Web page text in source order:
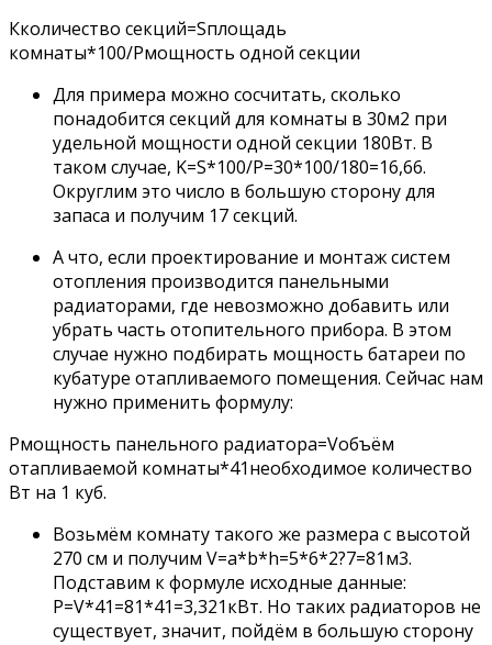
Кколичество секций=Sплощадь
комнаты*100/Pмощность одной секции
Для примера можно сосчитать, сколько
понадобится секций для комнаты в 30м2 при
удельной мощности одной секции 180Вт. В
таком случае, K=S*100/P=30*100/180=16,66.
Округлим это число в большую сторону для
запаса и получим 17 секций.
А что, если проектирование и монтаж систем
отопления производится панельными
радиаторами, где невозможно добавить или
убрать часть отопительного прибора. В этом
случае нужно подбирать мощность батареи по
кубатуре отапливаемого помещения. Сейчас нам
нужно применить формулу:
Pмощность панельного радиатора=Vобъём
отапливаемой комнаты*41необходимое количество
Вт на 1 куб.
Возьмём комнату такого же размера с высотой
270 см и получим V=a*b*h=5*6*2?7=81м3.
Подставим к формуле исходные данные:
P=V*41=81*41=3,321кВт. Но таких радиаторов не
существует, значит, пойдём в большую сторону